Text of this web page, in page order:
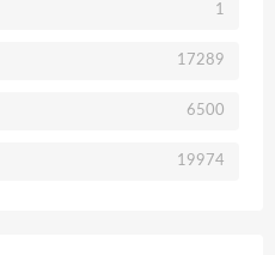
1
17289
6500
19974